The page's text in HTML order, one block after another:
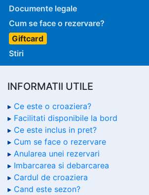
Documente legale
Cum se face o rezervare?
Giftcard
Stiri
INFORMATII UTILE
Ce este o croaziera?
Facilitati disponibile la bord
Ce este inclus in pret?
Cum se face o rezervare
Anularea unei rezervari
Imbarcarea si debarcarea
Cardul de croaziera
Cand este sezon?